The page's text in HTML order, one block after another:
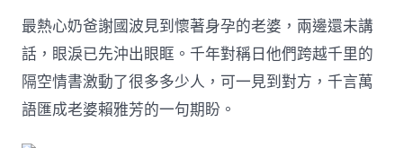
最熱心奶爸謝國波見到懷著身孕的老婆，兩邊還未講
話，眼淚已先沖出眼眶。千年對稱日他們跨越千里的
隔空情書激動了很多多少人，可一見到對方，千言萬
語匯成老婆賴雅芳的一句期盼。